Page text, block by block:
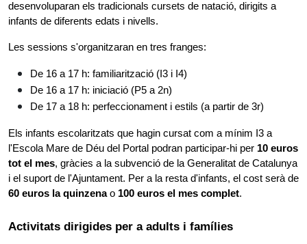
desenvoluparan els tradicionals cursets de natació, dirigits a
infants de diferents edats i nivells.
Les sessions s'organitzaran en tres franges:
De 16 a 17 h: familiarització (I3 i I4)
De 16 a 17 h: iniciació (P5 a 2n)
De 17 a 18 h: perfeccionament i estils (a partir de 3r)
Els infants escolaritzats que hagin cursat com a mínim I3 a
l'Escola Mare de Déu del Portal podran participar-hi per 10 euros
tot el mes, gràcies a la subvenció de la Generalitat de Catalunya
60 euros la quinzena o 100 euros el mes complet.
Activitats dirigides per a adults i famílies